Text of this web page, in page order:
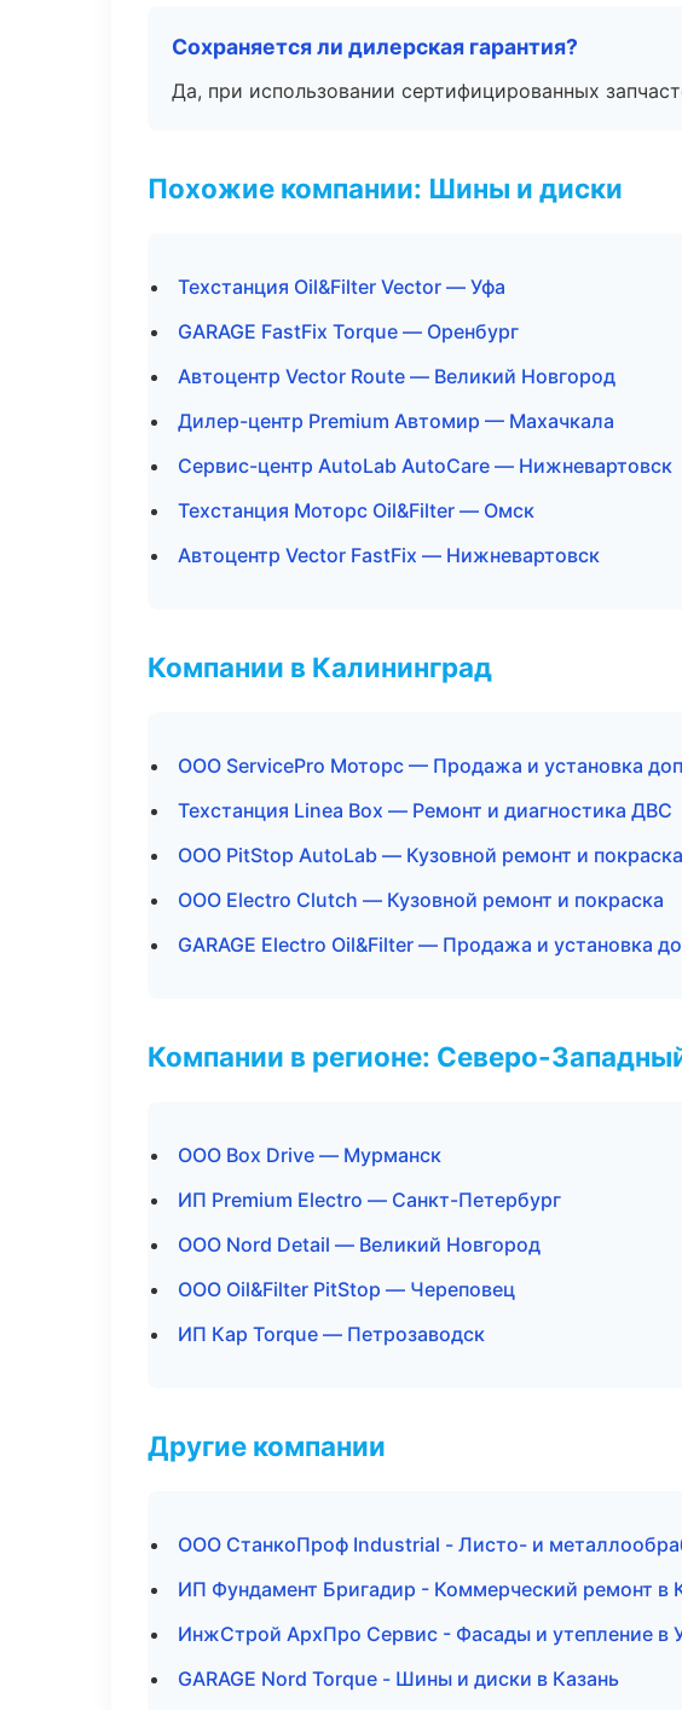
Сохраняется ли дилерская гарантия?
Да, при использовании сертифицированных
Похожие компании: Шины и диски
Техстанция Oil&Filter Vector — Уфа
GARAGE FastFix Torque — Оренбург
Автоцентр Vector Route — Великий Новгород
Дилер-центр Premium Автомир — Махачкала
Сервис-центр AutoLab AutoCare — Нижневартовск
Техстанция Моторс Oil&Filter — Омск
Автоцентр Vector FastFix — Нижневартовск
Компании в Калининград
ООО ServicePro Моторс — Продажа и установка
Техстанция Linea Box — Ремонт и диагностика ДВС
ООО PitStop AutoLab — Кузовной ремонт и покраска
ООО Electro Clutch — Кузовной ремонт и покраска
GARAGE Electro Oil&Filter — Продажа и установка
Компании в регионе: Северо-
ООО Box Drive — Мурманск
ИП Premium Electro — Санкт-Петербург
ООО Nord Detail — Великий Новгород
ООО Oil&Filter PitStop — Череповец
ИП Кар Torque — Петрозаводск
Другие компании
ООО СтанкоПроф Industrial - Листо- и
ИП Фундамент Бригадир - Коммерческий ремонт в
ИнжСтрой АрхПро Сервис - Фасады и утепление в
GARAGE Nord Torque - Шины и диски в Казань